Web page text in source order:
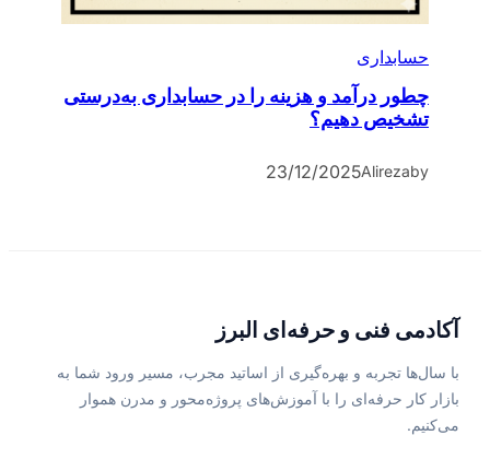
حسابداری
چطور درآمد و هزینه را در حسابداری به‌درستی
تشخیص دهیم؟
by
Alireza
23/12/2025
آکادمی فنی و حرفه‌ای البرز
با سال‌ها تجربه و بهره‌گیری از اساتید مجرب، مسیر ورود شما به
بازار کار حرفه‌ای را با آموزش‌های پروژه‌محور و مدرن هموار
می‌کنیم.